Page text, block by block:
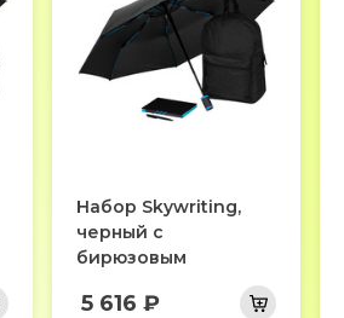
Набор Skywriting,
черный с
бирюзовым
5 616 ₽